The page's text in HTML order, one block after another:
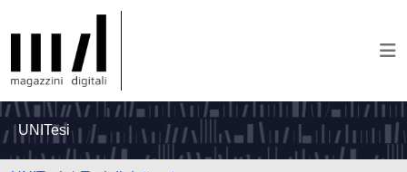
UNITesi